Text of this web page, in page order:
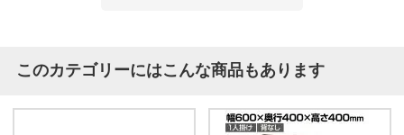
このカテゴリーにはこんな商品もあります